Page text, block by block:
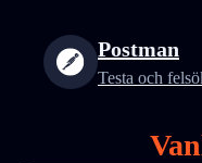
Postman
Testa och